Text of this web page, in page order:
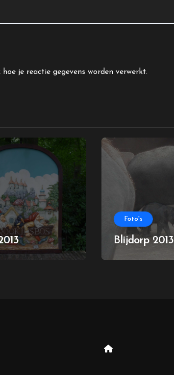
hoe je reactie gegevens worden verwerkt.
Foto's
Blijdorp 2013